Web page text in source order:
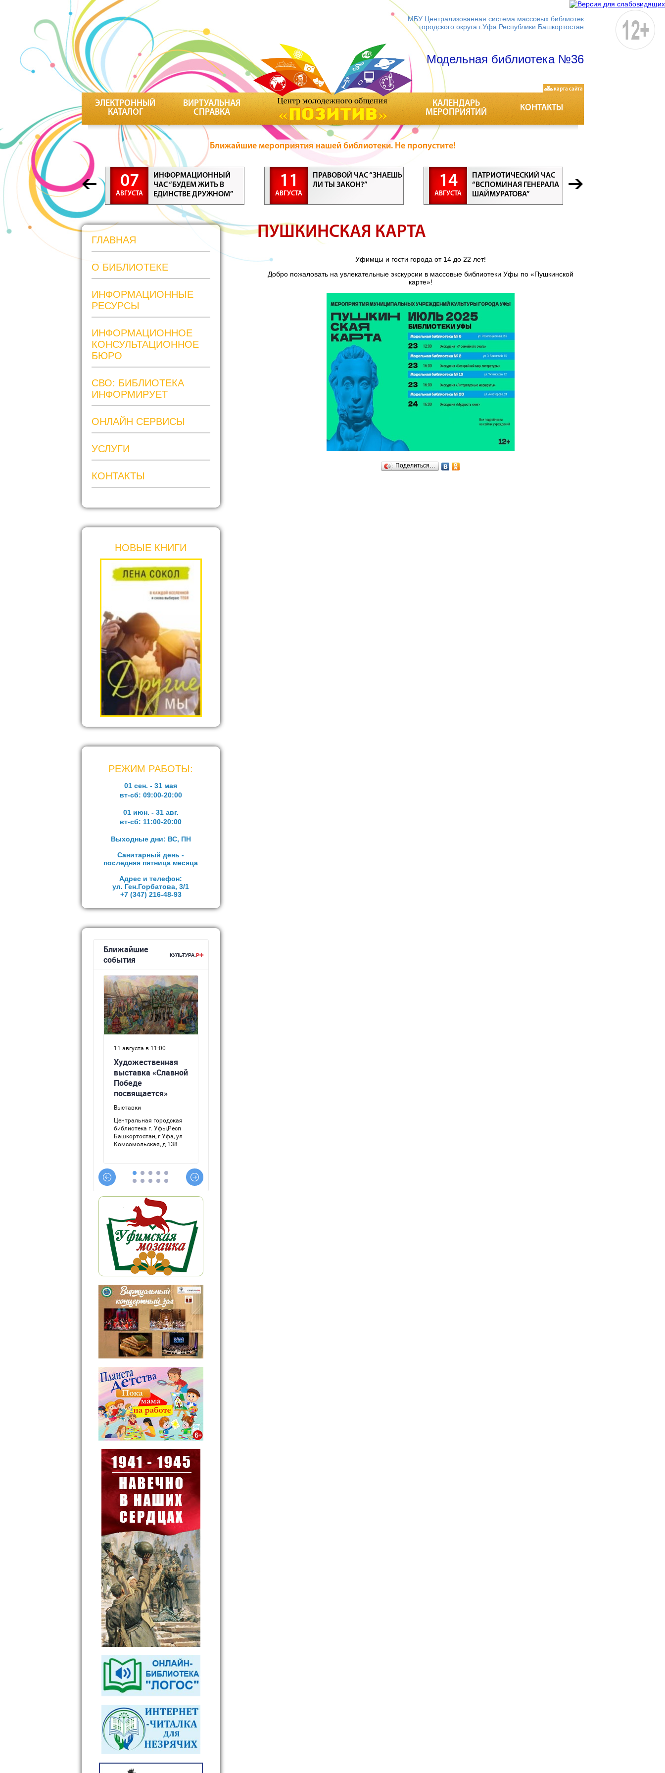
МБУ Централизованная система массовых библиотек
городского округа г.Уфа Республики Башкортостан
Модельная библиотека №36
ЭЛЕКТРОННЫЙ
КАТАЛОГ
ВИРТУАЛЬНАЯ
СПРАВКА
КАЛЕНДАРЬ
МЕРОПРИЯТИЙ
КОНТАКТЫ
карта сайта
Ближайшие мероприятия нашей библиотеки. Не пропустите!
07
АВГУСТА
ИНФОРМАЦИОННЫЙ
ЧАС “БУДЕМ ЖИТЬ В
ЕДИНСТВЕ ДРУЖНОМ”
11
АВГУСТА
ПРАВОВОЙ ЧАС “ЗНАЕШЬ
ЛИ ТЫ ЗАКОН?”
14
АВГУСТА
ПАТРИОТИЧЕСКИЙ ЧАС
“ВСПОМИНАЯ ГЕНЕРАЛА
ШАЙМУРАТОВА”
ГЛАВНАЯ
О БИБЛИОТЕКЕ
ИНФОРМАЦИОННЫЕ
РЕСУРСЫ
ИНФОРМАЦИОННОЕ
КОНСУЛЬТАЦИОННОЕ
БЮРО
СВО: БИБЛИОТЕКА
ИНФОРМИРУЕТ
ОНЛАЙН СЕРВИСЫ
УСЛУГИ
КОНТАКТЫ
НОВЫЕ КНИГИ
РЕЖИМ РАБОТЫ:
01 сен. - 31 мая
вт-сб: 09:00-20:00
01 июн. - 31 авг.
вт-сб: 11:00-20:00
Выходные дни: ВС, ПН
Санитарный день -
последняя пятница месяца
Адрес и телефон:
ул. Ген.Горбатова, 3/1
+7 (347) 216-48-93
ПУШКИНСКАЯ КАРТА
Уфимцы и гости города от 14 до 22 лет!
Добро пожаловать на увлекательные экскурсии в массовые библиотеки Уфы по «Пушкинской
карте»!
Поделиться…